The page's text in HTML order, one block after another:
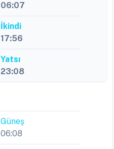
06:07
İkindi
17:56
Yatsı
23:08
Güneş
06:08